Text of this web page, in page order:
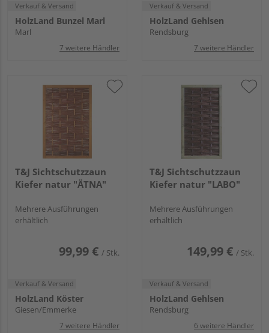
Verkauf & Versand
HolzLand Bunzel Marl
Marl
7 weitere Händler
Verkauf & Versand
HolzLand Gehlsen
Rendsburg
7 weitere Händler
T&J Sichtschutzzaun
Kiefer natur "ÄTNA"
Mehrere Ausführungen
erhältlich
99,99 € / Stk.
Verkauf & Versand
HolzLand Köster
Giesen/Emmerke
7 weitere Händler
T&J Sichtschutzzaun
Kiefer natur "LABO"
Mehrere Ausführungen
erhältlich
149,99 € / Stk.
Verkauf & Versand
HolzLand Gehlsen
Rendsburg
6 weitere Händler